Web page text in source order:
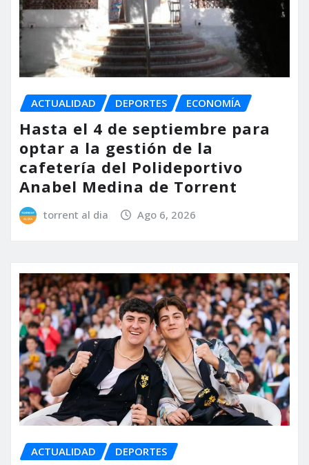
ACTUALIDAD DEPORTES ECONOMÍA
Hasta el 4 de septiembre para
optar a la gestión de la
cafetería del Polideportivo
Anabel Medina de Torrent
torrent al dia Ago 6, 2026
ACTUALIDAD DEPORTES